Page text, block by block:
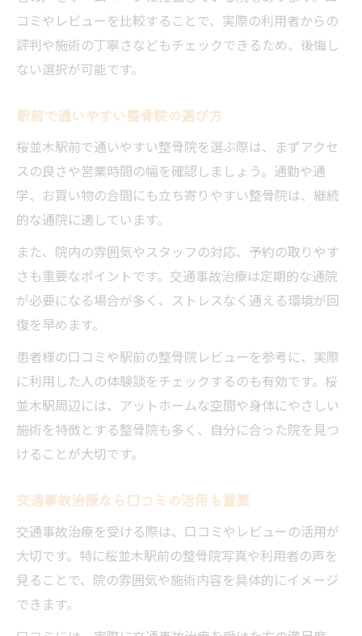
コミやレビューを比較することで、実際の利用者からの
評判や施術の丁寧さなどもチェックできるため、後悔し
ない選択が可能です。
駅前で通いやすい整骨院の選び方
桜並木駅前で通いやすい整骨院を選ぶ際は、まずアクセ
スの良さや営業時間の幅を確認しましょう。通勤や通
学、お買い物の合間にも立ち寄りやすい整骨院は、継続
的な通院に適しています。
また、院内の雰囲気やスタッフの対応、予約の取りやす
さも重要なポイントです。交通事故治療は定期的な通院
が必要になる場合が多く、ストレスなく通える環境が回
復を早めます。
患者様の口コミや駅前の整骨院レビューを参考に、実際
に利用した人の体験談をチェックするのも有効です。桜
並木駅周辺には、アットホームな空間や身体にやさしい
施術を特徴とする整骨院も多く、自分に合った院を見つ
けることが大切です。
交通事故治療なら口コミの活用も重要
交通事故治療を受ける際は、口コミやレビューの活用が
大切です。特に桜並木駅前の整骨院写真や利用者の声を
見ることで、院の雰囲気や施術内容を具体的にイメージ
できます。